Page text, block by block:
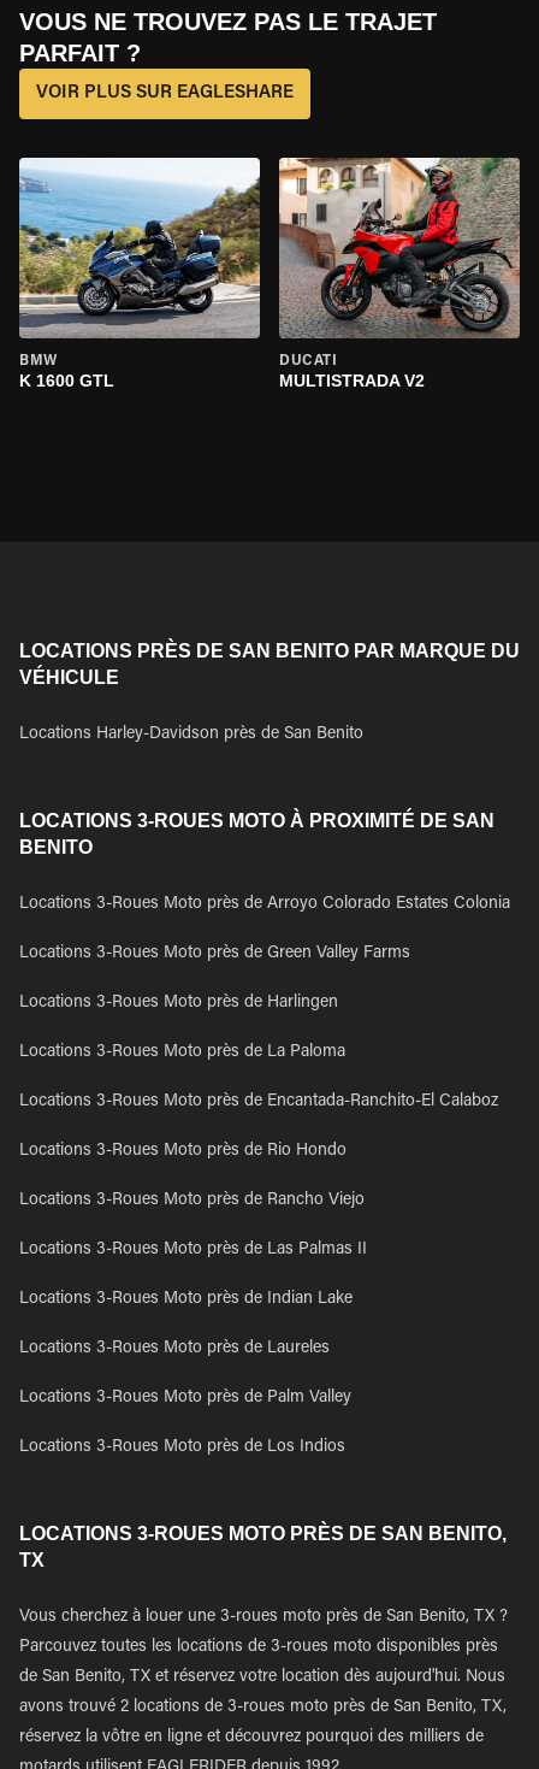
VOUS NE TROUVEZ PAS LE TRAJET
PARFAIT ?
VOIR PLUS SUR EAGLESHARE
BMW
K 1600 GTL
DUCATI
MULTISTRADA V2
LOCATIONS PRÈS DE SAN BENITO PAR MARQUE DU
VÉHICULE
Locations Harley-Davidson près de San Benito
LOCATIONS 3-ROUES MOTO À PROXIMITÉ DE SAN
BENITO
Locations 3-Roues Moto près de Arroyo Colorado Estates Colonia
Locations 3-Roues Moto près de Green Valley Farms
Locations 3-Roues Moto près de Harlingen
Locations 3-Roues Moto près de La Paloma
Locations 3-Roues Moto près de Encantada-Ranchito-El Calaboz
Locations 3-Roues Moto près de Rio Hondo
Locations 3-Roues Moto près de Rancho Viejo
Locations 3-Roues Moto près de Las Palmas II
Locations 3-Roues Moto près de Indian Lake
Locations 3-Roues Moto près de Laureles
Locations 3-Roues Moto près de Palm Valley
Locations 3-Roues Moto près de Los Indios
LOCATIONS 3-ROUES MOTO PRÈS DE SAN BENITO,
TX
Vous cherchez à louer une 3-roues moto près de San Benito, TX ?
Parcouvez toutes les locations de 3-roues moto disponibles près
de San Benito, TX et réservez votre location dès aujourd'hui. Nous
avons trouvé 2 locations de 3-roues moto près de San Benito, TX,
réservez la vôtre en ligne et découvrez pourquoi des milliers de